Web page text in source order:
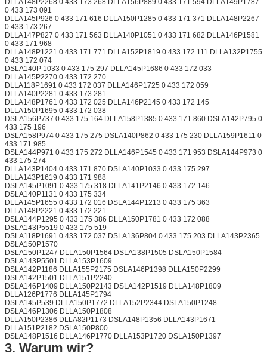
DLLA148P2268 0 433 173 268 DLLA156P889 0 433 171 594 DLLA149P1787
0 433 173 091
DLLA145P926 0 433 171 616 DLLA150P1285 0 433 171 371 DLLA148P2267
0 433 173 267
DLLA147P827 0 433 171 563 DLLA140P1051 0 433 171 682 DLLA146P1581
0 433 171 968
DLLA148P1221 0 433 171 771 DLLA152P1819 0 433 172 111 DLLA132P1755
0 433 172 074
DSLA140P 1033 0 433 175 297 DLLA145P1686 0 433 172 033
DLLA145P2270 0 433 172 270
DLLA118P1691 0 433 172 037 DLLA146P1725 0 433 172 059
DLLA140P2281 0 433 173 281
DLLA148P1761 0 433 172 025 DLLA146P2145 0 433 172 145
DLLA150P1695 0 433 172 038
DSLA156P737 0 433 175 164 DLLA158P1385 0 433 171 860 DSLA142P795 0
433 175 196
DSLA158P974 0 433 175 275 DSLA140P862 0 433 175 230 DLLA159P1611 0
433 171 985
DSLA144P971 0 433 175 272 DLLA146P1545 0 433 171 953 DSLA144P973 0
433 175 274
DLLA143P1404 0 433 171 870 DSLA140P1033 0 433 175 297
DLLA143P1619 0 433 171 988
DSLA145P1091 0 433 175 318 DLLA141P2146 0 433 172 146
DSLA140P1131 0 433 175 334
DLLA145P1655 0 433 172 016 DSLA144P1213 0 433 175 363
DLLA148P2221 0 433 172 221
DSLA144P1295 0 433 175 386 DLLA150P1781 0 433 172 088
DSLA143P5519 0 433 175 519
DSLA118P1691 0 433 172 037 DSLA136P804 0 433 175 203 DLLA143P2365
DSLA150P1570
DSLA150P1247 DLLA150P1564 DSLA138P1505 DSLA150P1584
DSLA143P5501 DLLA153P1609
DSLA142P1186 DLLA155P2175 DSLA146P1398 DLLA150P2299
DSLA142P1501 DLLA151P2240
DSLA146P1409 DLLA150P2143 DSLA142P1519 DLLA148P1809
DLLA126P1776 DLLA145P1794
DSLA145P539 DLLA150P1772 DLLA152P2344 DSLA150P1248
DSLA146P1306 DLLA150P1808
DLLA150P2386 DLLA82P1173 DSLA148P1356 DLLA143P1671
DLLA151P2182 DSLA150P800
DSLA148P1516 DLLA146P1770 DLLA153P1720 DSLA150P1397
3. Warum wir?